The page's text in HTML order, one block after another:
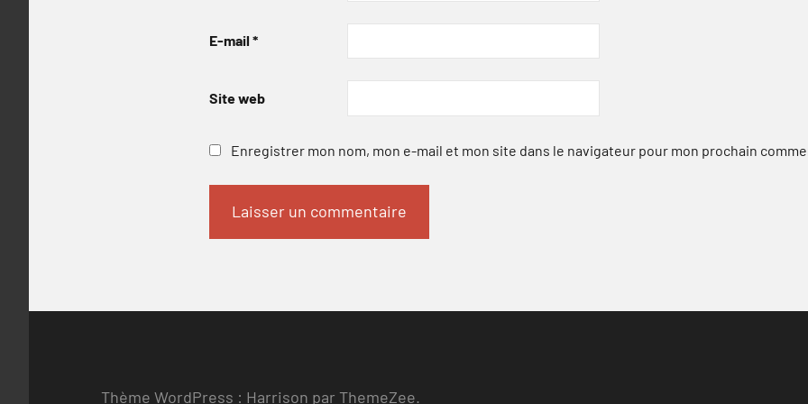
E-mail *
Site web
Enregistrer mon nom, mon e-mail et mon site dans le navigateur pour mon prochain
Thème WordPress : Harrison par ThemeZee.